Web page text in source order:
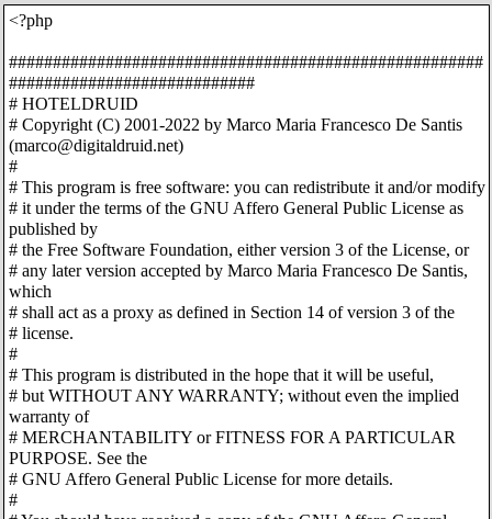
<?php
######################################################
############################
# HOTELDRUID
# Copyright (C) 2001-2022 by Marco Maria Francesco De Santis
(marco@digitaldruid.net)
#
# This program is free software: you can redistribute it and/or modify
# it under the terms of the GNU Affero General Public License as
published by
# the Free Software Foundation, either version 3 of the License, or
# any later version accepted by Marco Maria Francesco De Santis,
which
# shall act as a proxy as defined in Section 14 of version 3 of the
# license.
#
# This program is distributed in the hope that it will be useful,
# but WITHOUT ANY WARRANTY; without even the implied
warranty of
# MERCHANTABILITY or FITNESS FOR A PARTICULAR
PURPOSE. See the
# GNU Affero General Public License for more details.
#